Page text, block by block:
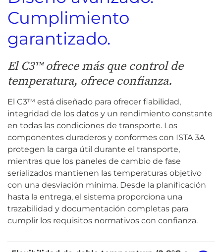
Cumplimiento
garantizado.
El C3™ ofrece más que control de
temperatura, ofrece confianza.
El C3™ está diseñado para ofrecer fiabilidad,
integridad de los datos y un rendimiento constante
en todas las condiciones de transporte. Los
componentes duraderos y conformes con ISTA 3A
protegen la carga útil durante el transporte,
mientras que los paneles de cambio de fase
serializados mantienen las temperaturas objetivo
con una desviación mínima. Desde la planificación
hasta la entrega, el sistema proporciona una
trazabilidad y documentación completas para
cumplir los requisitos normativos con confianza.